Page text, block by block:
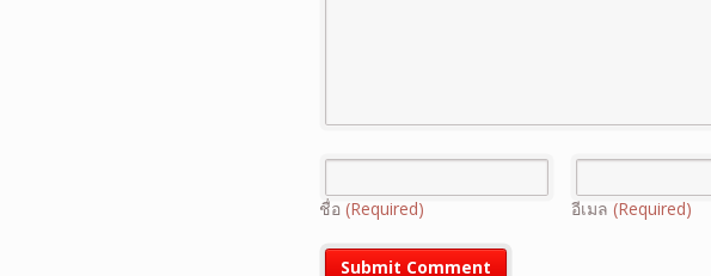
ชื่อ(Required) อีเมล (Required)